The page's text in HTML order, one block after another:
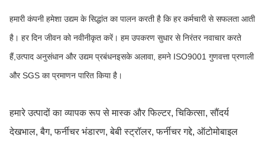
हमारी कंपनी हमेशा उद्यम के सिद्धांत का पालन करती है कि हर कर्मचारी से सफलता आती
है। हर दिन जीवन को नवीनीकृत करें। हम उपकरण सुधार से निरंतर नवाचार करते
हैं,उत्पाद अनुसंधान और उद्यम प्रबंधनइसके अलावा, हमने ISO9001 गुणवत्ता प्रणाली
और SGS का प्रमाणन पारित किया है।
हमारे उत्पादों का व्यापक रूप से मास्क और फिल्टर, चिकित्सा, सौंदर्य
देखभाल, बैग, फर्नीचर भंडारण, बेबी स्ट्रॉलर, फर्नीचर गद्दे, ऑटोमोबाइल